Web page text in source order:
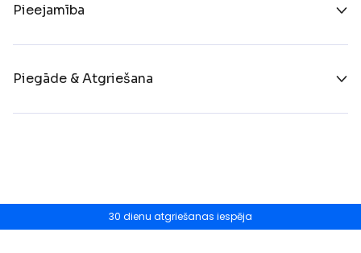
Pieejamība
Piegāde & Atgriešana
30 dienu atgriešanas iespēja